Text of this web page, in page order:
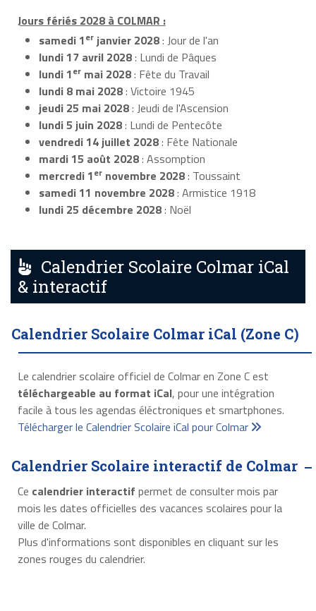
Jours fériés 2028 à COLMAR :
samedi 1er janvier 2028: Jour de l'an
lundi 17 avril 2028: Lundi de Pâques
lundi 1er mai 2028: Fête du Travail
lundi 8 mai 2028: Victoire 1945
jeudi 25 mai 2028: Jeudi de l'Ascension
lundi 5 juin 2028: Lundi de Pentecôte
vendredi 14 juillet 2028: Fête Nationale
mardi 15 août 2028: Assomption
mercredi 1er novembre 2028: Toussaint
samedi 11 novembre 2028: Armistice 1918
lundi 25 décembre 2028: Noël
Calendrier Scolaire Colmar iCal
& interactif
Calendrier Scolaire Colmar iCal (Zone C)
Le calendrier scolaire officiel de Colmar en Zone C est
téléchargeable au format iCal, pour une intégration
facile à tous les agendas éléctroniques et smartphones.
Télécharger le Calendrier Scolaire iCal pour Colmar
Calendrier Scolaire interactif de Colmar
Ce calendrier interactif permet de consulter mois par
mois les dates officielles des vacances scolaires pour la
ville de Colmar.
Plus d'informations sont disponibles en cliquant sur les
zones rouges du calendrier.